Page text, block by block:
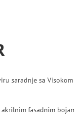
saradnje sa
fasadnim